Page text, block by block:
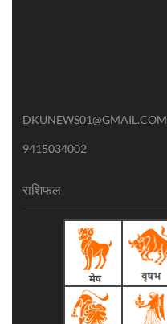
DKUNEWS01@GMAIL.COM
9415034002
राशिफल